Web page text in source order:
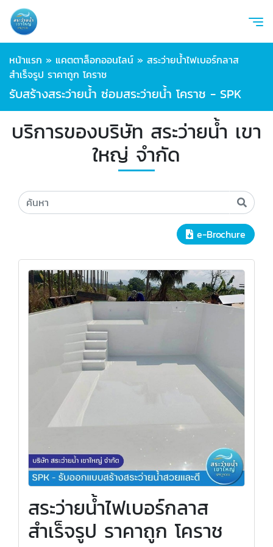
หน้าแรก » แคตตาล็อกออนไลน์ » สระว่ายน้ำไฟเบอร์กลาส
สำเร็จรูป ราคาถูก โคราช
รับสร้างสระว่ายน้ำ ซ่อมสระว่ายน้ำ โคราช - SPK
บริการของบริษัท สระว่ายน้ำ เขา
ใหญ่ จำกัด
e-Brochure
สระว่ายน้ำไฟเบอร์กลาส
สำเร็จรูป ราคาถูก โคราช